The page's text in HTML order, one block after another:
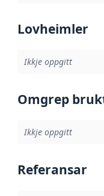
Lovheimler
Ikkje oppgitt
Omgrep
Ikkje oppgitt
Referansar